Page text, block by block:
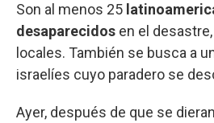
Son al menos 25
desaparecidos en el
locales. También se busca a
israelíes cuyo paradero se
Ayer, después de que se